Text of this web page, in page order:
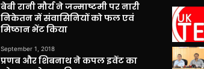
बेबी रानी मौर्य ने जन्माष्टमी पर नारी
निकेतन में संवासिनियों को फल एवं
मिष्ठान भेंट किया
September 1, 2018
प्रणब और शिबनाथ ने कपल इवेंट का